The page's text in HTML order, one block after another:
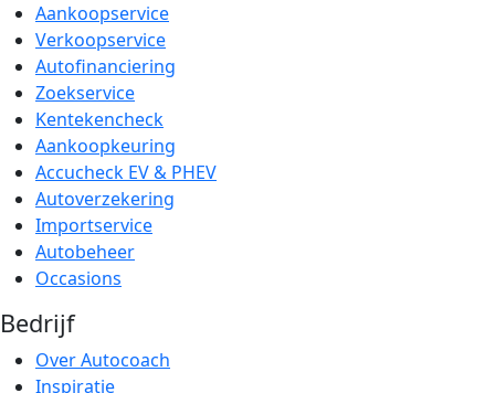
Aankoopservice
Verkoopservice
Autofinanciering
Zoekservice
Kentekencheck
Aankoopkeuring
Accucheck EV & PHEV
Autoverzekering
Importservice
Autobeheer
Occasions
Bedrijf
Over Autocoach
Inspiratie